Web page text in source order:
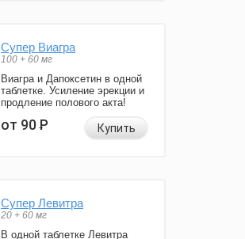
Супер Виагра
100 + 60 мг
Виагра и Дапоксетин в одной
таблетке. Усиление эрекции и
продление полового акта!
от 90Р Купить
Супер Левитра
20 + 60 мг
В одной таблетке Левитра